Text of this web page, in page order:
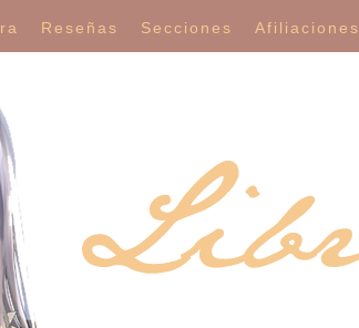
Reseñas Secciones Afiliaciones